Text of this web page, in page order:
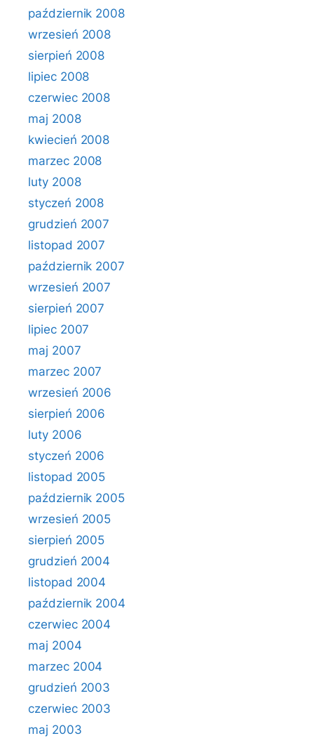
październik 2008
wrzesień 2008
sierpień 2008
lipiec 2008
czerwiec 2008
maj 2008
kwiecień 2008
marzec 2008
luty 2008
styczeń 2008
grudzień 2007
listopad 2007
październik 2007
wrzesień 2007
sierpień 2007
lipiec 2007
maj 2007
marzec 2007
wrzesień 2006
sierpień 2006
luty 2006
styczeń 2006
listopad 2005
październik 2005
wrzesień 2005
sierpień 2005
grudzień 2004
listopad 2004
październik 2004
czerwiec 2004
maj 2004
marzec 2004
grudzień 2003
czerwiec 2003
maj 2003